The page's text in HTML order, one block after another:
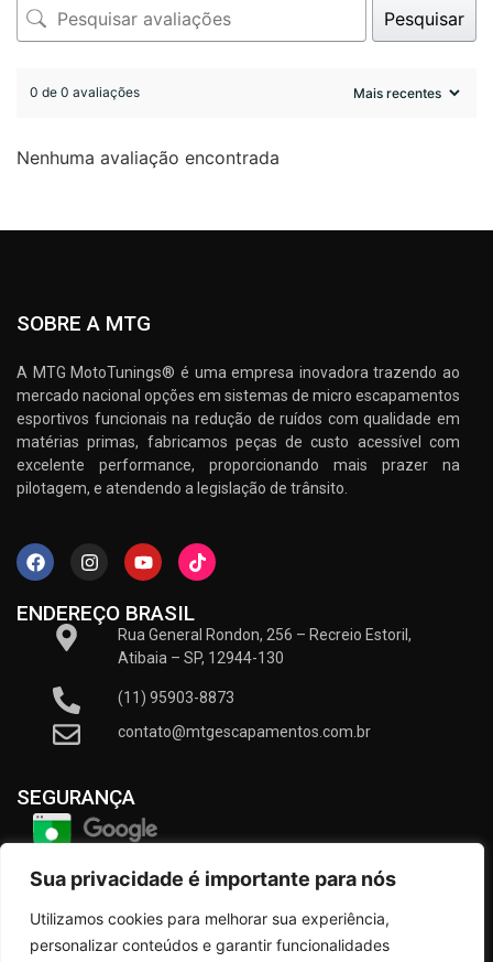
Sua privacidade é importante para nós
Utilizamos cookies para melhorar sua experiência,
personalizar conteúdos e garantir funcionalidades
Pesquisar
0 de 0 avaliações
Nenhuma avaliação encontrada
SOBRE A MTG
A MTG MotoTunings® é uma empresa inovadora trazendo ao
mercado nacional opções em sistemas de micro escapamentos
esportivos funcionais na redução de ruídos com qualidade em
matérias primas, fabricamos peças de custo acessível com
excelente performance, proporcionando mais prazer na
pilotagem, e atendendo a legislação de trânsito.
ENDEREÇO BRASIL
Rua General Rondon, 256 – Recreio Estoril,
Atibaia – SP, 12944-130
(11) 95903-8873
contato@mtgescapamentos.com.br
SEGURANÇA